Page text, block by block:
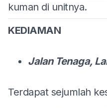
kuman di unitnya.
KEDIAMAN
Jalan Tenaga,
Terdapat sejumlah